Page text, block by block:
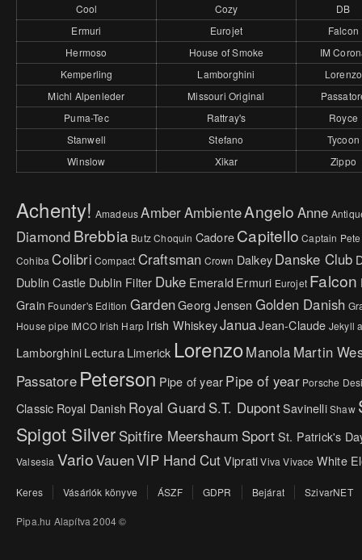
Cool
Cozy
DB
Ermuri
Eurojet
Falcon
Hermoso
House of Smoke
IM
Kemperling
Lamborghini
Lorenzo
Michl Alpenleder
Missouri Original
Puma-Tec
Rattray's
Royce
Stanwell
Stefano
Tycoon
Winslow
Xikar Zippo
Achenty! Amadeus AmberAmbienteAngelo Anne
Diamond Brebbia Butz Choquin CadoreCapitello Captain Pete
Cohiba Colibri Compact Craftsman Crown DalkeyDanske Club
Dublin Castle Dublin Filter Duke Emerald Ermuri Eurojet Falcon
Grain Founder's Edition GardenGeorg Jensen Golden Danish
House pipe IMCO Irish Harp Irish WhiskeyJanuaJean-Claude Jekyll
LamborghiniLectura Limerick LorenzoManola Martin
Passatore Peterson Pipe of yearPipe of year Porsche
Classic Royal Danish Royal Guard S.T. DupontSavinelliShaw
Spigot Silver Spitfire Meershaum SportSt. Patrick's
Valsesia VarioVauenVIP Hand CutViprati Viva Vivace White
Keres Vásárlók könyve ÁSZF GDPR Bejárat SzivarNET
Pipa.hu Alapítva 2004 ©